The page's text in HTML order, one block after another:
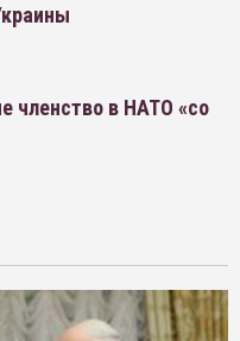
членство в НАТО «со